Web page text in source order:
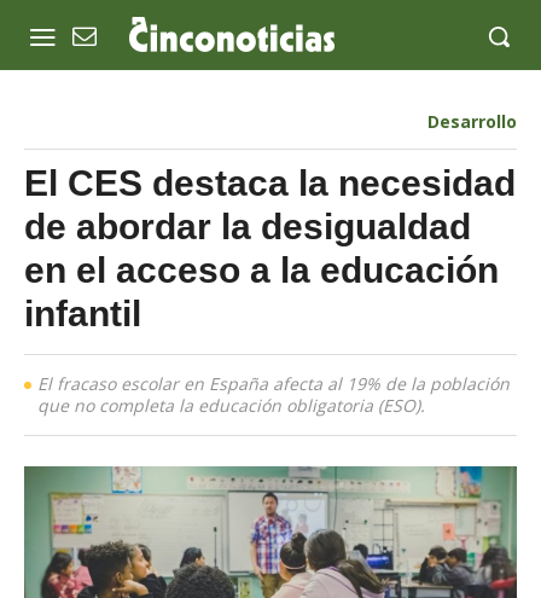
Desarrollo
El CES destaca la necesidad
de abordar la desigualdad
en el acceso a la educación
infantil
El fracaso escolar en España afecta al 19% de la población
que no completa la educación obligatoria (ESO).